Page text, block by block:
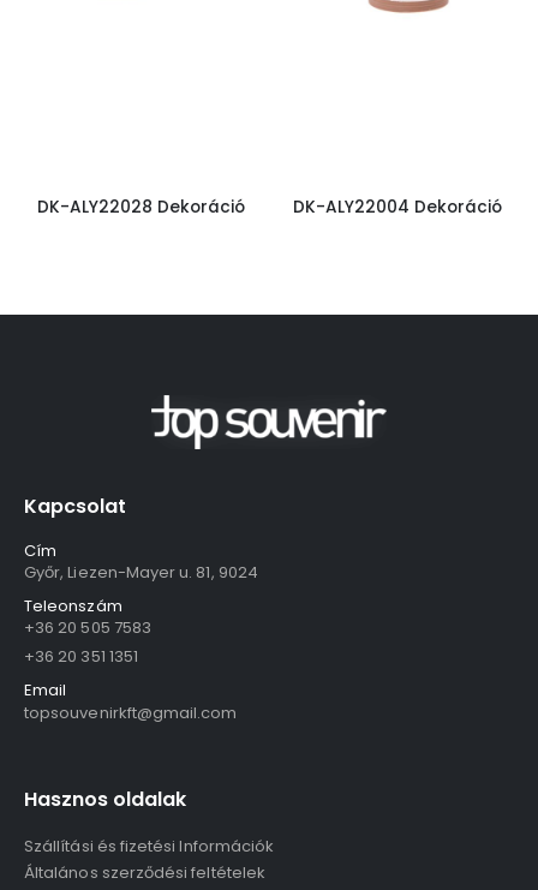
DK-ALY22028 Dekoráció DK-ALY22004 Dekoráció
Kapcsolat
Cím
Győr, Liezen-Mayer u. 81, 9024
Teleonszám
+36 20 505 7583
+36 20 351 1351
Email
topsouvenirkft@gmail.com
Hasznos oldalak
Szállítási és fizetési Információk
Általános szerződési feltételek